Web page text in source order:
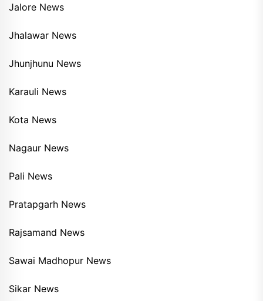
Jalore News
Jhalawar News
Jhunjhunu News
Karauli News
Kota News
Nagaur News
Pali News
Pratapgarh News
Rajsamand News
Sawai Madhopur News
Sikar News